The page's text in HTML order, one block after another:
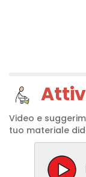
Video e
tuo materiale